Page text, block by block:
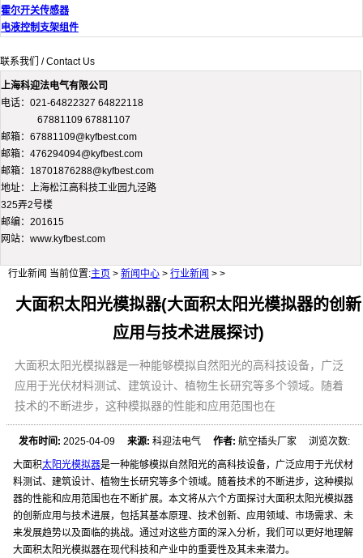
霍尔开关传感器
电液控制支架组件
联系我们 / Contact Us
上海科迎法电气有限公司
电话：021-64822327 64822118
67881109 67881107
邮箱：67881109@kyfbest.com
邮箱：476294094@kyfbest.com
邮箱：18701876288@kyfbest.com
地址：上海松江高科技工业园九泾路
325弄2号楼
邮编：201615
网站：www.kyfbest.com
行业新闻 当前位置:主页 > 新闻中心 > 行业新闻 > >
大面积太阳光模拟器(大面积太阳光模拟器的创新
应用与技术进展探讨)
大面积太阳光模拟器是一种能够模拟自然阳光的高科技设备，广泛
应用于光伏材料测试、建筑设计、植物生长研究等多个领域。随着
技术的不断进步，这种模拟器的性能和应用范围也在
发布时间: 2025-04-09来源: 科迎法电气作者: 航空插头厂家 浏览次数:
大面积太阳光模拟器是一种能够模拟自然阳光的高科技设备，广泛应用于光伏材
料测试、建筑设计、植物生长研究等多个领域。随着技术的不断进步，这种模拟
器的性能和应用范围也在不断扩展。本文将从六个方面探讨大面积太阳光模拟器
的创新应用与技术进展，包括其基本原理、技术创新、应用领域、市场需求、未
来发展趋势以及面临的挑战。通过对这些方面的深入分析，我们可以更好地理解
大面积太阳光模拟器在现代科技和产业中的重要性及其未来潜力。